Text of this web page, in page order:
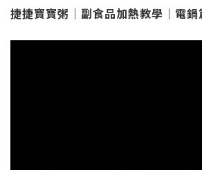
捷捷寶寶粥｜副食品加熱教學｜電鍋